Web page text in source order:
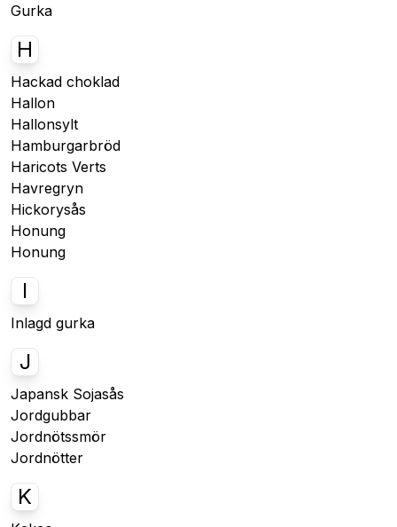
Gurka
H
Hackad choklad
Hallon
Hallonsylt
Hamburgarbröd
Haricots Verts
Havregryn
Hickorysås
Honung
Honung
I
Inlagd gurka
J
Japansk Sojasås
Jordgubbar
Jordnötssmör
Jordnötter
K